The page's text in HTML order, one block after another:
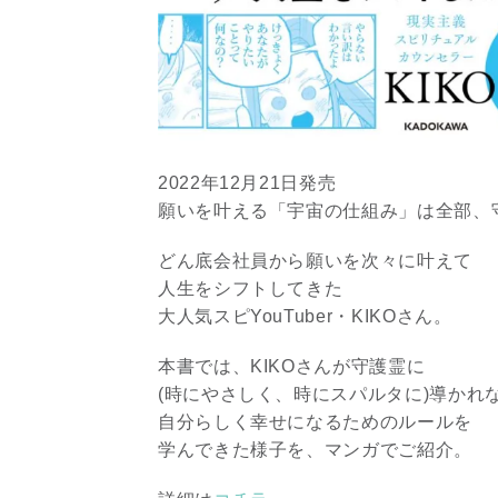
2022年12月21日発売
願いを叶える「宇宙の仕組み」は全部
どん底会社員から願いを次々に叶えて
人生をシフトしてきた
大人気スピYouTuber・KIKOさん。
本書では、KIKOさんが守護霊に
(時にやさしく、時にスパルタに)導かれ
自分らしく幸せになるためのルールを
学んできた様子を、マンガでご紹介。